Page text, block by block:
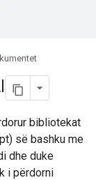
bibliotekat
së bashku me
dhe duke
i përdorni